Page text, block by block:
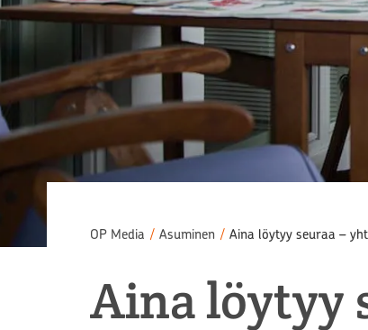
OP Media / Asuminen / Aina löytyy seuraa –
Aina löytyy